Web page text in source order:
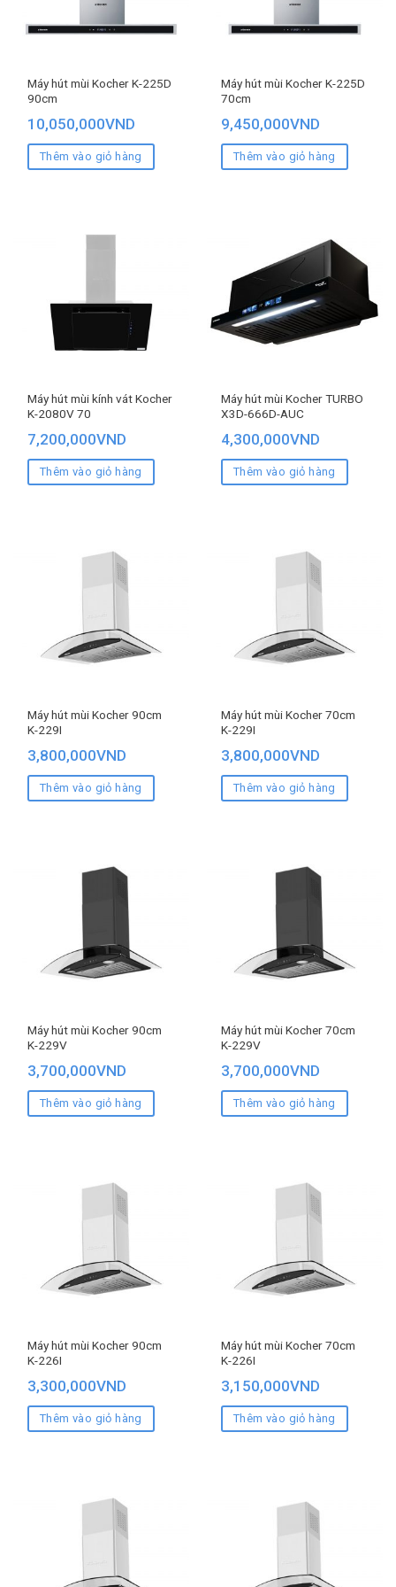
Máy hút mùi Kocher K-225D
90cm
10,050,000VND
Thêm vào giỏ hàng
Máy hút mùi Kocher K-225D
70cm
9,450,000VND
Thêm vào giỏ hàng
Máy hút mùi kính vát Kocher
K-2080V 70
7,200,000VND
Thêm vào giỏ hàng
Máy hút mùi Kocher TURBO
X3D-666D-AUC
4,300,000VND
Thêm vào giỏ hàng
Máy hút mùi Kocher 90cm
K-229I
3,800,000VND
Thêm vào giỏ hàng
Máy hút mùi Kocher 70cm
K-229I
3,800,000VND
Thêm vào giỏ hàng
Máy hút mùi Kocher 90cm
K-229V
3,700,000VND
Thêm vào giỏ hàng
Máy hút mùi Kocher 70cm
K-229V
3,700,000VND
Thêm vào giỏ hàng
Máy hút mùi Kocher 90cm
K-226I
3,300,000VND
Thêm vào giỏ hàng
Máy hút mùi Kocher 70cm
K-226I
3,150,000VND
Thêm vào giỏ hàng